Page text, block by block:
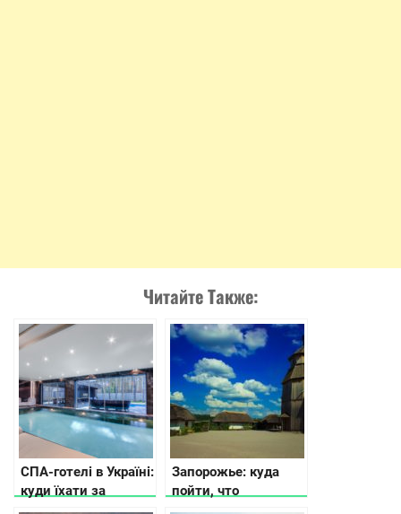
Читайте Также:
СПА-готелі в Україні:
куди їхати за
релаксом
Запорожье: куда
пойти, что
посмотреть и где